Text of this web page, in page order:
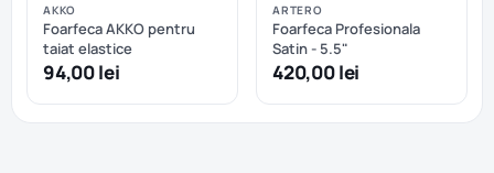
AKKO
Foarfeca AKKO pentru
taiat elastice
94,00 lei
ARTERO
Foarfeca Profesionala
Satin - 5.5"
420,00 lei